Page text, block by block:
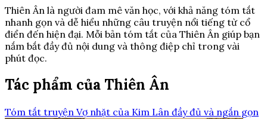
Thiên Ân là người đam mê văn học, với khả năng tóm tắt
nhanh gọn và dễ hiểu những câu truyện nổi tiếng từ cổ
điển đến hiện đại. Mỗi bản tóm tắt của Thiên Ân giúp bạn
nắm bắt đầy đủ nội dung và thông điệp chỉ trong vài
phút đọc.
Tác phẩm của Thiên Ân
Tóm tắt truyện Vợ nhặt của Kim Lân đầy đủ và ngắn gọn